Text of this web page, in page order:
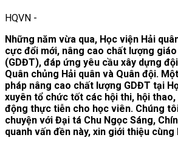
HQVN -
Những năm vừa qua, Học viện Hải
cực đổi mới, nâng cao chất lượng
(GDĐT), đáp ứng yêu cầu xây dựng
Quân chủng Hải quân và Quân đội.
pháp nâng cao chất lượng GDĐT tại
xuyên tổ chức tốt các hội thi, hội
động thực tiễn cho học viên. Chúng
chuyện với Đại tá Chu Ngọc Sáng,
quanh vấn đền này, xin giới thiệu cùng